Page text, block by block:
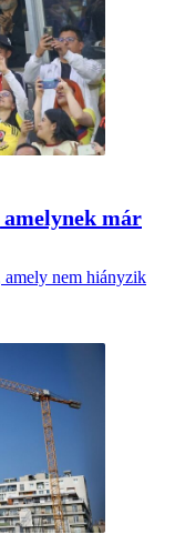
már
nem hiányzik